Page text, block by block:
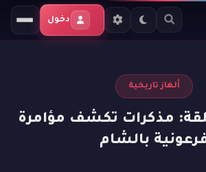
دخول
ألغاز تاريخية
ألغاز تاريخية
مذكرات تكشف مؤامرة
بالشام